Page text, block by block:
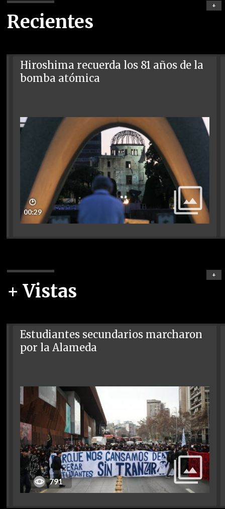
Recientes
+
Hiroshima recuerda los 81 años de la
bomba atómica
🕑
00:29
+ Vistas
+
Estudiantes secundarios marcharon
por la Alameda
791